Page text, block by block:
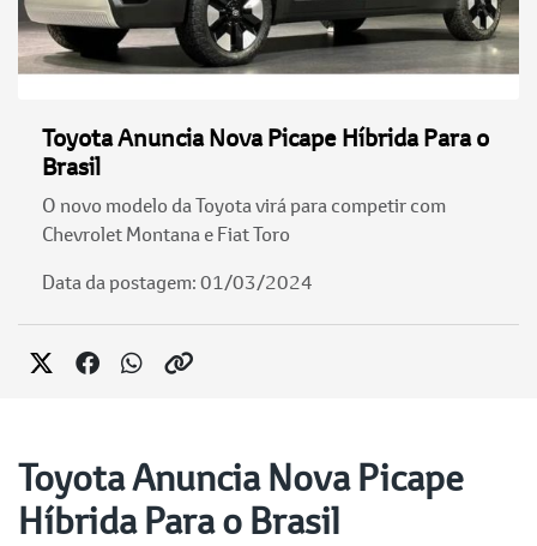
Toyota Anuncia Nova Picape Híbrida Para o
Brasil
O novo modelo da Toyota virá para competir com
Chevrolet Montana e Fiat Toro
Data da postagem: 01/03/2024
Toyota Anuncia Nova Picape
Híbrida Para o Brasil